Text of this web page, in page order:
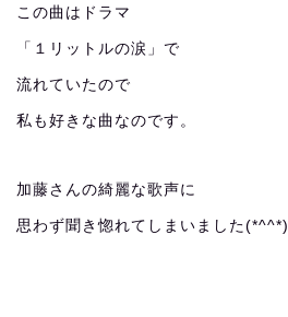
この曲はドラマ
「１リットルの涙」で
流れていたので
私も好きな曲なのです。
加藤さんの綺麗な歌声に
思わず聞き惚れてしまいました(*^^*)